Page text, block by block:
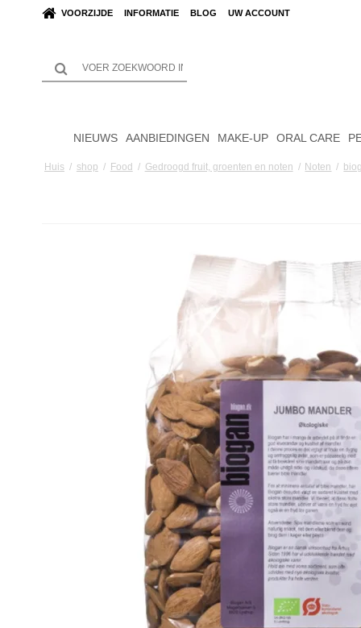
VOORZIJDE INFORMATIE BLOG UW ACCOUNT
NIEUWS AANBIEDINGEN MAKE-UP ORAL CARE
Huis / shop / Food / Gedroogd fruit, groenten en noten / Noten /